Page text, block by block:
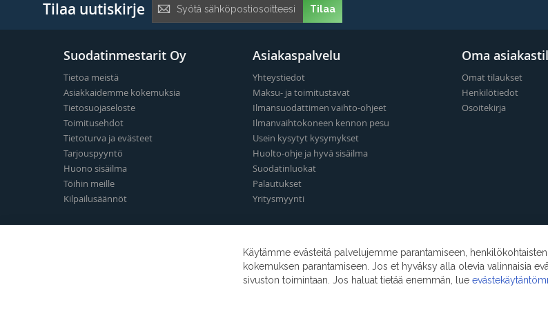
Tilaa uutiskirje
uutiskirje:
Tilaa
Suodatinmestarit Oy
Tietoa meistä
Asiakkaidemme kokemuksia
Tietosuojaseloste
Toimitusehdot
Tietoturva ja evästeet
Tarjouspyyntö
Huono sisäilma
Töihin meille
Kilpailusäännöt
Asiakaspalvelu
Yhteystiedot
Maksu- ja toimitustavat
Ilmansuodattimen vaihto-ohjeet
Ilmanvaihtokoneen kennon pesu
Usein kysytyt kysymykset
Huolto-ohje ja hyvä sisäilma
Suodatinluokat
Palautukset
Yritysmyynti
Oma
Omat tilaukset
Henkilötiedot
Osoitekirja
Käytämme evästeitä palvelujemme parantamiseen,
kokemuksen parantamiseen. Jos et hyväksy alla olevia valinnaisia
sivuston toimintaan. Jos haluat tietää enemmän, lue